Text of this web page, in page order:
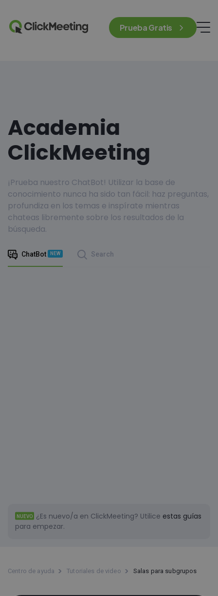
Prueba Gratis
Academia
ClickMeeting
¡Prueba nuestro ChatBot! Utilizar la base de
conocimiento nunca ha sido tan fácil: haz preguntas,
profundiza en los temas e inspírate mientras
chateas libremente sobre los resultados de la
búsqueda.
ChatBot NEW Search
NUEVO ¿Es nuevo/a en ClickMeeting? Utilice estas guías
para empezar.
Centro de ayuda Tutoriales de video Salas para subgrupos